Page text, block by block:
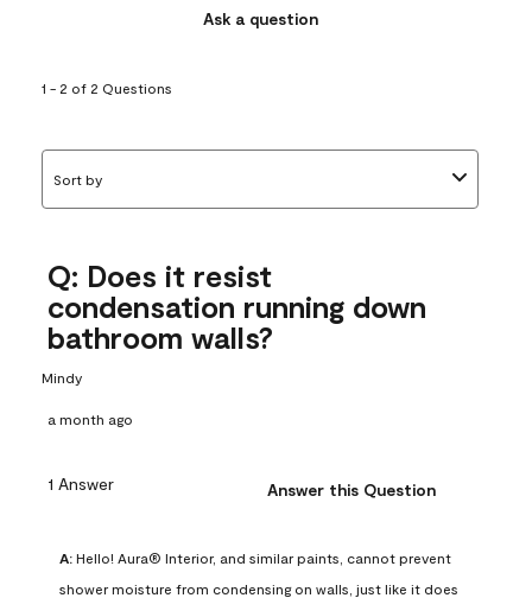
Ask a question
1 - 2 of 2 Questions
Sort by
Q: Does it resist
condensation running down
bathroom walls?
Mindy
a month ago
1 Answer Answer this Question
A: Hello! Aura® Interior, and similar paints, cannot prevent
shower moisture from condensing on walls, just like it does